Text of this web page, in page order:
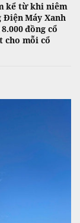
kể từ khi niêm
Điện Máy Xanh
đồng cổ
cho mỗi cổ